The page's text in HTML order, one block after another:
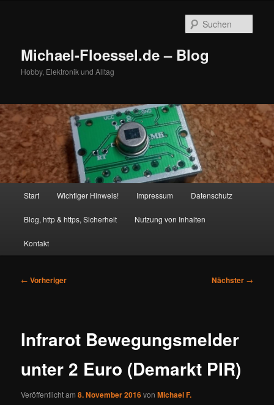
Michael-Floessel.de – Blog
Hobby, Elektronik und Alltag
Start Wichtiger Hinweis! Impressum Datenschutz
Blog, http & https, Sicherheit Nutzung von Inhalten
Kontakt
Beitragsnavigation
← Vorheriger Nächster →
Infrarot Bewegungsmelder
unter 2 Euro (Demarkt PIR)
Veröffentlicht am8. November 2016vonMichael F.